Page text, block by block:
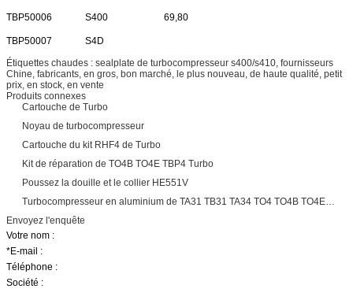
TBP50006 S400 69,80
TBP50007
S4D
Étiquettes chaudes : sealplate de turbocompresseur s400/s410, fournisseurs
Chine, fabricants, en gros, bon marché, le plus nouveau, de haute qualité, petit
prix, en stock, en vente
Produits connexes
Cartouche de Turbo
Noyau de turbocompresseur
Cartouche du kit RHF4 de Turbo
Kit de réparation de TO4B TO4E TBP4 Turbo
Poussez la douille et le collier HE551V
Turbocompresseur en aluminium de TA31 TB31 TA34 TO4 TO4B TO4E…
Envoyez l'enquête
Votre nom :
*E-mail :
Téléphone :
Société :